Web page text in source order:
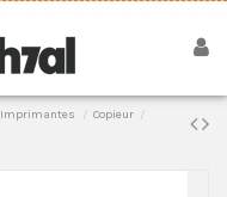
Imprimantes
Copieur